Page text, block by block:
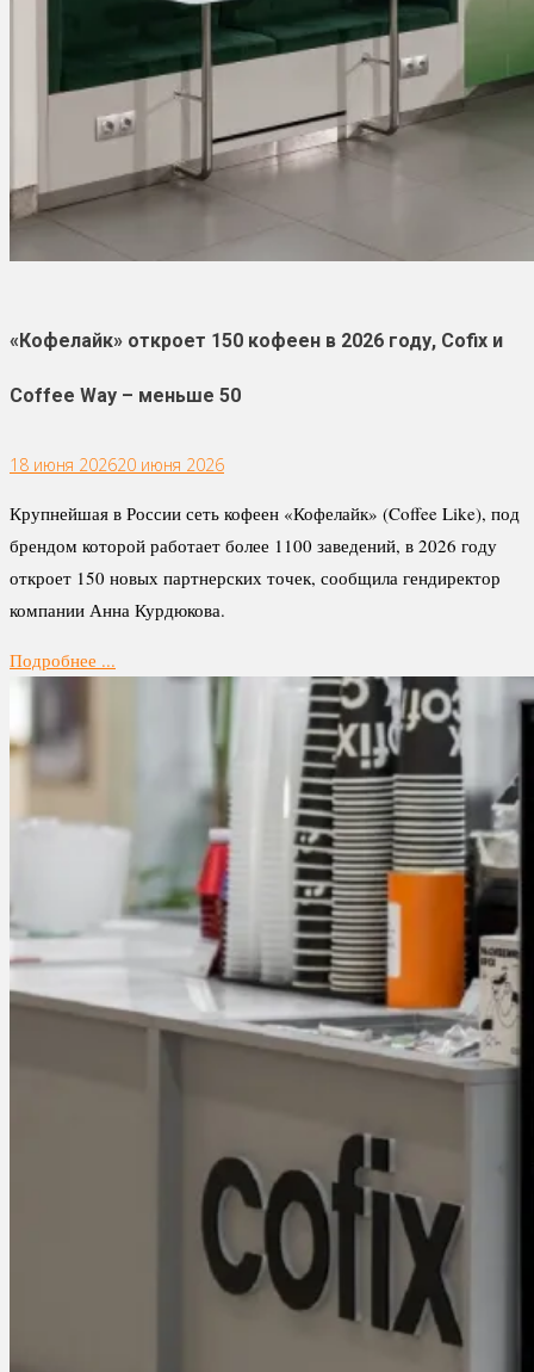
«Кофелайк» откроет 150 кофеен в 2026 году, Сofix и
Coffee Way – меньше 50
18 июня 202620 июня 2026
Крупнейшая в России сеть кофеен «Кофелайк» (Coffee Like), под
брендом которой работает более 1100 заведений, в 2026 году
откроет 150 новых партнерских точек, сообщила гендиректор
компании Анна Курдюкова.
Подробнее ...